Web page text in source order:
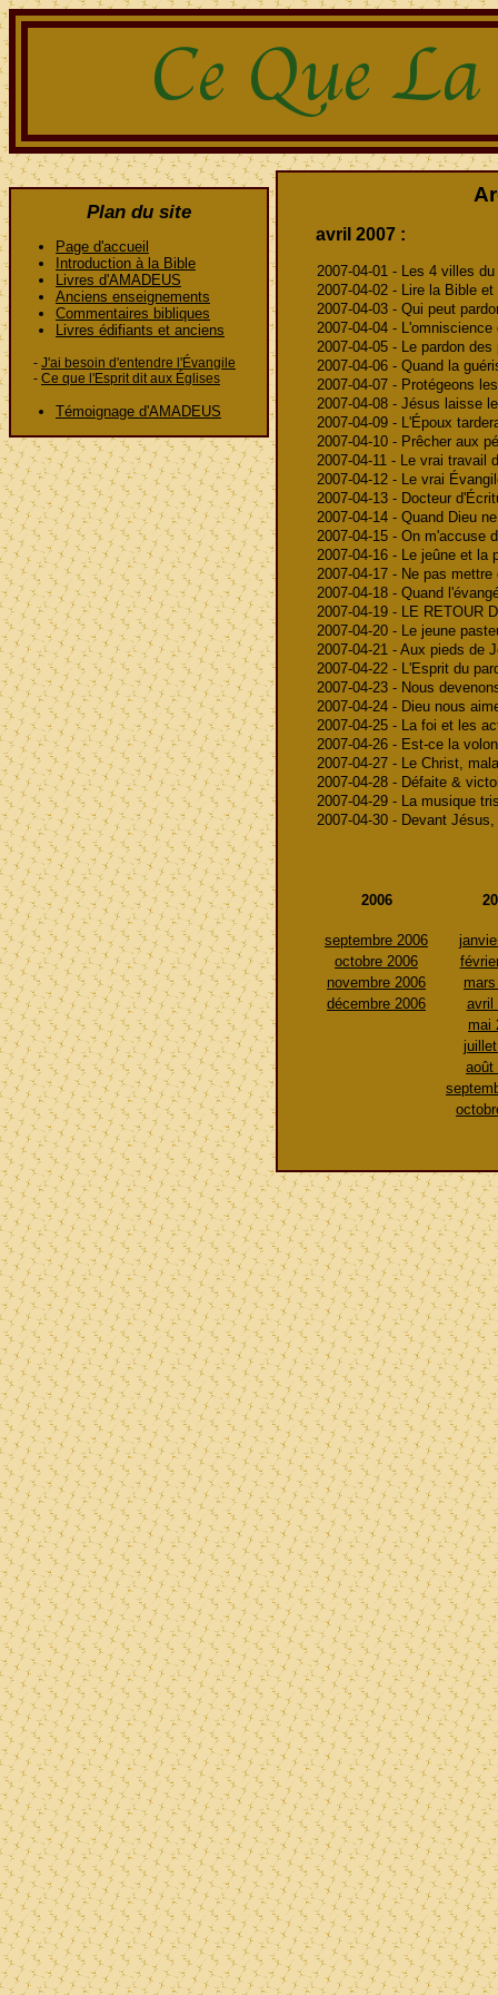
Plan du site
Page d'accueil
Introduction à la Bible
Livres d'AMADEUS
Anciens enseignements
Commentaires bibliques
Livres édifiants et anciens
- J'ai besoin d'entendre l'Évangile
- Ce que l'Esprit dit aux Églises
Témoignage d'AMADEUS
avril 2007 :
2007-04-01 - Les 4 villes
2007-04-02 - Lire la Bible
2007-04-03 - Qui peut
2007-04-04 -
2007-04-05 - Le pardon
2007-04-06 - Quand la
2007-04-07 - Protégeons
2007-04-08 - Jésus laisse
2007-04-09 - L'Époux
2007-04-10 - Prêcher aux
2007-04-11 - Le vrai travail
2007-04-12 - Le vrai
2007-04-13 - Docteur
2007-04-14 - Quand Dieu
2007-04-15 - On m'accuse
2007-04-16 - Le jeûne et la
2007-04-17 - Ne pas
2007-04-18 - Quand
2007-04-19 - LE RETOUR
2007-04-20 - Le jeune
2007-04-21 - Aux pieds de
2007-04-22 - L'Esprit du
2007-04-23 - Nous
2007-04-24 - Dieu nous
2007-04-25 - La foi et les
2007-04-26 - Est-ce la
2007-04-27 - Le Christ,
2007-04-28 - Défaite &
2007-04-29 - La musique
2007-04-30 - Devant
2006
septembre 2006
octobre 2006
novembre 2006
décembre 2006
avril
mai
août